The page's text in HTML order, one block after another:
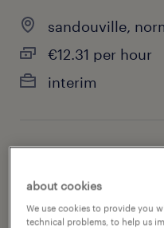
sandouville,
€12.31 per hour
interim
manufacturing &
about cookies
We use cookies to provide you
technical problems, to help us